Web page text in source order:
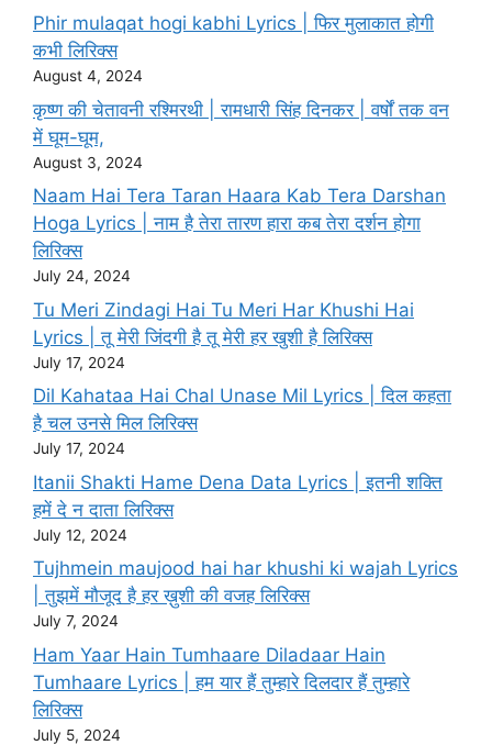
Phir mulaqat hogi kabhi Lyrics | फिर मुलाकात होगी
कभी लिरिक्स
August 4, 2024
कृष्ण की चेतावनी रश्मिरथी | रामधारी सिंह दिनकर | वर्षों तक वन
में घूम-घूम,
August 3, 2024
Naam Hai Tera Taran Haara Kab Tera Darshan
Hoga Lyrics | नाम है तेरा तारण हारा कब तेरा दर्शन होगा
लिरिक्स
July 24, 2024
Tu Meri Zindagi Hai Tu Meri Har Khushi Hai
Lyrics | तू मेरी जिंदगी है तू मेरी हर खुशी है लिरिक्स
July 17, 2024
Dil Kahataa Hai Chal Unase Mil Lyrics | दिल कहता
है चल उनसे मिल लिरिक्स
July 17, 2024
Itanii Shakti Hame Dena Data Lyrics | इतनी शक्ति
हमें दे न दाता लिरिक्स
July 12, 2024
Tujhmein maujood hai har khushi ki wajah Lyrics
| तुझमें मौजूद है हर ख़ुशी की वजह लिरिक्स
July 7, 2024
Ham Yaar Hain Tumhaare Diladaar Hain
Tumhaare Lyrics | हम यार हैं तुम्हारे दिलदार हैं तुम्हारे
लिरिक्स
July 5, 2024